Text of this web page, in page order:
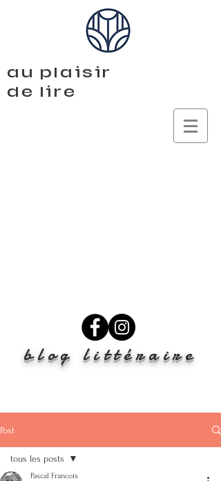
au plaisir
de lire
blog littéraire
Post
tous les posts
Pascal Francois